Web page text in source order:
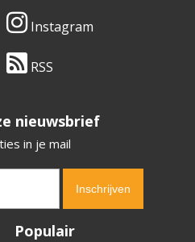
Instagram
RSS
nieuwsbrief
in je mail
Populair